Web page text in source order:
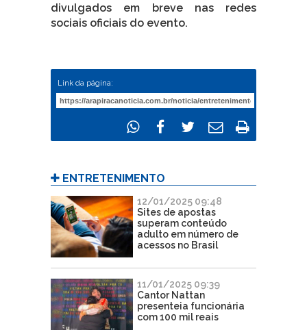
divulgados em breve nas redes
sociais oficiais do evento.
Link da página:
ENTRETENIMENTO
12/01/2025 09:48
Sites de apostas
superam conteúdo
adulto em número de
acessos no Brasil
11/01/2025 09:39
Cantor Nattan
presenteia funcionária
com 100 mil reais